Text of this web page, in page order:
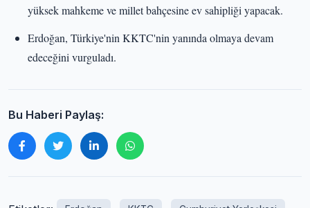
yüksek mahkeme ve millet bahçesine ev sahipliği yapacak.
Erdoğan, Türkiye'nin KKTC'nin yanında olmaya devam
edeceğini vurguladı.
Bu Haberi Paylaş: